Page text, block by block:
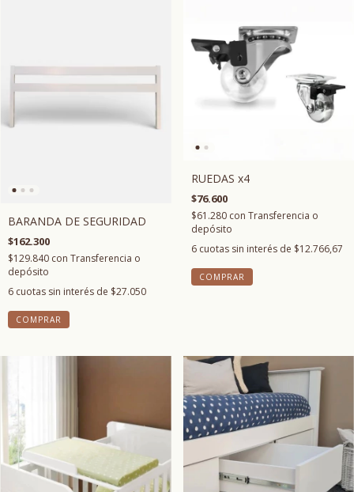
BARANDA DE SEGURIDAD
$162.300
$129.840 con Transferencia o
depósito
6 cuotas sin interés de $27.050
COMPRAR
RUEDAS x4
$76.600
$61.280 con Transferencia o
depósito
6 cuotas sin interés de $12.766,67
COMPRAR